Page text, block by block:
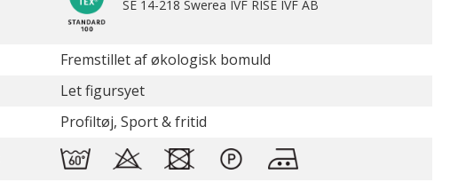
SE 14-218 Swerea IVF RISE IVF AB
Fremstillet af økologisk bomuld
Let figursyet
Profiltøj, Sport & fritid